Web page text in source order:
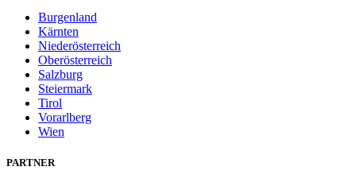
Burgenland
Kärnten
Niederösterreich
Oberösterreich
Salzburg
Steiermark
Tirol
Vorarlberg
Wien
PARTNER